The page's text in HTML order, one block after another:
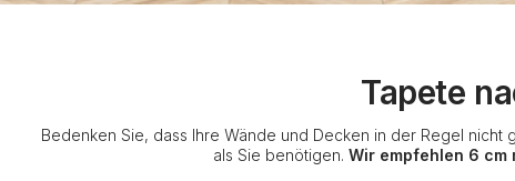
Tapete
Bedenken Sie, dass Ihre Wände und Decken in der Regel
als Sie benötigen. Wir empfehlen 6 cm